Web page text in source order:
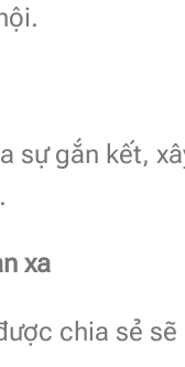
sự gắn kết,
xa
chia sẻ